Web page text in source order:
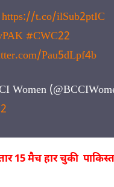
https://t.co/ilSub2ptIC
#CWC22
Pau5dLpf4b
Women
15 मैच हार चुकी